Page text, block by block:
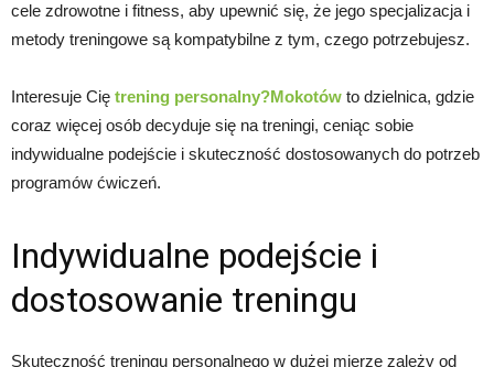
cele zdrowotne i fitness, aby upewnić się, że jego specjalizacja i
metody treningowe są kompatybilne z tym, czego potrzebujesz.
Interesuje Cię trening personalny?Mokotów to dzielnica, gdzie
coraz więcej osób decyduje się na treningi, ceniąc sobie
indywidualne podejście i skuteczność dostosowanych do potrzeb
programów ćwiczeń.
Indywidualne podejście i
dostosowanie treningu
Skuteczność treningu personalnego w dużej mierze zależy od